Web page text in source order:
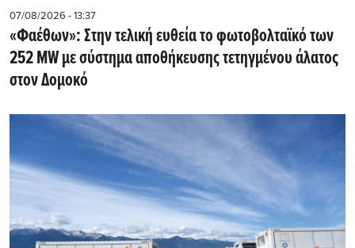
07/08/2026 - 13:37
«Φαέθων»: Στην τελική ευθεία το φωτοβολταϊκό των
252 MW με σύστημα αποθήκευσης τετηγμένου άλατος
στον Δομοκό